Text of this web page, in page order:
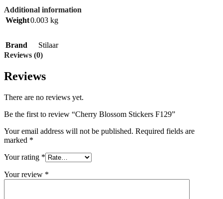
Additional information
Weight0.003 kg
Brand
Stilaar
Reviews (0)
Reviews
There are no reviews yet.
Be the first to review “Cherry Blossom Stickers F129”
Your email address will not be published. Required fields are
marked *
Your rating *
Your review *